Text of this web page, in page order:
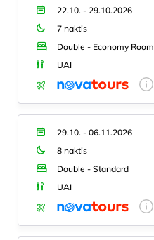
22.10. - 29.10.2026
7 naktis
Double - Economy Room
UAI
29.10. - 06.11.2026
8 naktis
Double - Standard
UAI